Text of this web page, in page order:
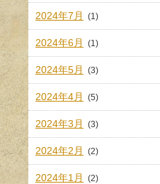
2024年7月 (1)
2024年6月 (1)
2024年5月 (3)
2024年4月 (5)
2024年3月 (3)
2024年2月 (2)
2024年1月 (2)